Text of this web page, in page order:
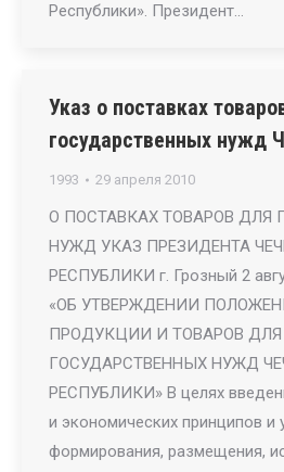
Республики». Президент…
Указ о поставках
государственных нужд
1993 29 апреля 2010
О ПОСТАВКАХ ТОВАРОВ ДЛЯ
НУЖД УКАЗ ПРЕЗИДЕНТА
РЕСПУБЛИКИ г. Грозный 2
«ОБ УТВЕРЖДЕНИИ
ПРОДУКЦИИ И ТОВАРОВ ДЛЯ
ГОСУДАРСТВЕННЫХ НУЖД
РЕСПУБЛИКИ» В целях
и экономических принципов и
формирования, размещения,